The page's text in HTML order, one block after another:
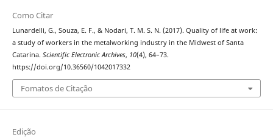
Como Citar
Lunardelli, G., Souza, E. F., & Nodari, T. M. S. N. (2017). Quality of life at work:
a study of workers in the metalworking industry in the Midwest of Santa
Catarina. Scientific Electronic Archives, 10(4), 64–73.
https://doi.org/10.36560/1042017332
Fomatos de Citação
Edição